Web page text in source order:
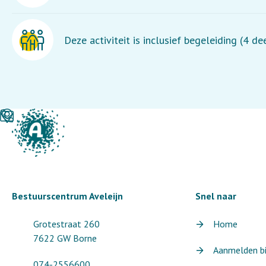
Deze activiteit is inclusief begeleiding (4
Bestuurscentrum Aveleijn
Grotestraat 260
7622 GW Borne
Snel naar
Home
Aanmelden